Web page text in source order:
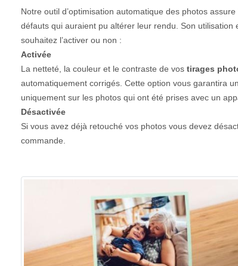
Notre outil d’optimisation automatique des photos
défauts qui auraient pu altérer leur rendu. Son
souhaitez l’activer ou non :
Activée
La netteté, la couleur et le contraste de vos tirages
automatiquement corrigés. Cette option vous garantira
uniquement sur les photos qui ont été prises avec un
Désactivée
Si vous avez déjà retouché vos photos vous devez
commande.